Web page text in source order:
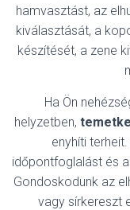
hamvasztást, az
kiválasztását, a
készítését, a zene
Ha Ön
helyzetben,
enyhíti
időpontfoglalást és
Gondoskodunk az
vagy sírkereszt